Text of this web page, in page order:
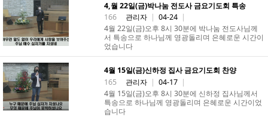
4,월 22일(금)박나눔 전도사 금요기도회 특송
166
관리자 | 04-24 |
4월 22일(금)오후 8시 30분에 박나눔 전도사님께
서 특송으로 하나님께 영광돌리며 은혜로운 시간이
었습니다
4월 15일(금)신하정 집사 금요기도회 찬양
165
관리자 | 04-17 |
4월 15일(금)오후 8시 30분에 신하정 집사님께서
특송으로 하나님께 영광돌리며 은혜로운 시간이었
습니다